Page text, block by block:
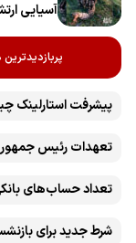
آسیایی
پربازدیدترین ها
پیشرفت ‏استارلینک
تعهدات رئیس
تعداد حساب‌های
شرط جدید برای